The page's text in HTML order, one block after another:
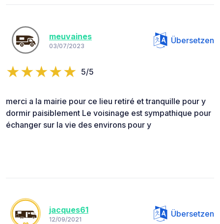
meuvaines
03/07/2023
Übersetzen
5/5
merci a la mairie pour ce lieu retiré et tranquille pour y
dormir paisiblement Le voisinage est sympathique pour
échanger sur la vie des environs pour y
jacques61
12/09/2021
Übersetzen